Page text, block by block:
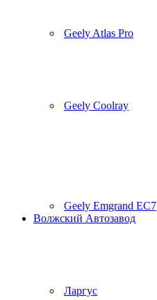
Geely Atlas Pro
Geely Coolray
Geely Emgrand EC7
Волжский Автозавод
Ларгус